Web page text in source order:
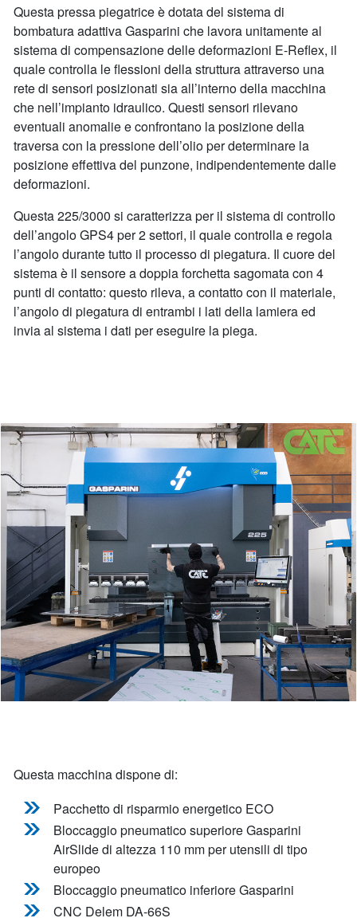
Questa pressa piegatrice è dotata del sistema di
bombatura adattiva Gasparini che lavora unitamente al
sistema di compensazione delle deformazioni E-Reflex, il
quale controlla le flessioni della struttura attraverso una
rete di sensori posizionati sia all’interno della macchina
che nell’impianto idraulico. Questi sensori rilevano
eventuali anomalie e confrontano la posizione della
traversa con la pressione dell’olio per determinare la
posizione effettiva del punzone, indipendentemente dalle
deformazioni.
Questa 225/3000 si caratterizza per il sistema di controllo
dell’angolo GPS4 per 2 settori, il quale controlla e regola
l’angolo durante tutto il processo di piegatura. Il cuore del
sistema è il sensore a doppia forchetta sagomata con 4
punti di contatto: questo rileva, a contatto con il materiale,
l’angolo di piegatura di entrambi i lati della lamiera ed
invia al sistema i dati per eseguire la piega.
Questa macchina dispone di:
Pacchetto di risparmio energetico ECO
Bloccaggio pneumatico superiore Gasparini
AirSlide di altezza 110 mm per utensili di tipo
europeo
Bloccaggio pneumatico inferiore Gasparini
CNC Delem DA-66S